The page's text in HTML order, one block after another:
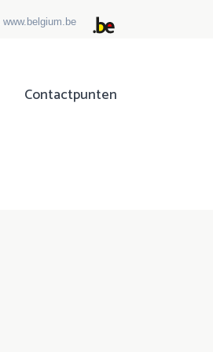
www.belgium.be
Contactpunten